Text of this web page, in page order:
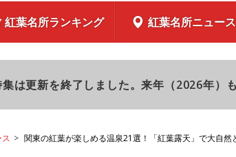
紅葉名所ランキング 紅葉名所ニュース
は更新を終了しました。来年（2026年）
関東の紅葉が楽しめる温泉21選！「紅葉露天」で大自然